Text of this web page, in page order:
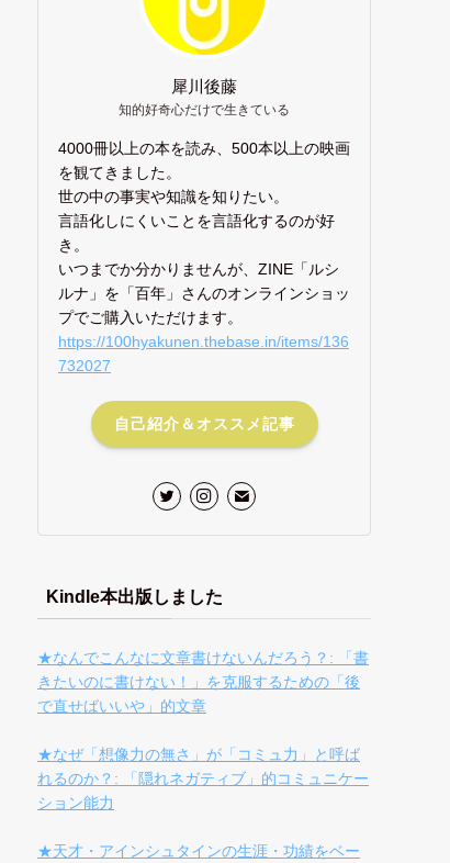
犀川後藤
知的好奇心だけで生きている
4000冊以上の本を読み、500本以上の映画
を観てきました。
世の中の事実や知識を知りたい。
言語化しにくいことを言語化するのが好
き。
いつまでか分かりませんが、ZINE「ルシ
ルナ」を「百年」さんのオンラインショッ
プでご購入いただけます。
https://100hyakunen.thebase.in/items/136
732027
自己紹介＆オススメ記事
Kindle本出版しました
★なんでこんなに文章書けないんだろう？: 「書
きたいのに書けない！」を克服するための「後
で直せばいいや」的文章
★なぜ「想像力の無さ」が「コミュ力」と呼ば
れるのか？: 「隠れネガティブ」的コミュニケー
ション能力
★天才・アインシュタインの生涯・功績をベー